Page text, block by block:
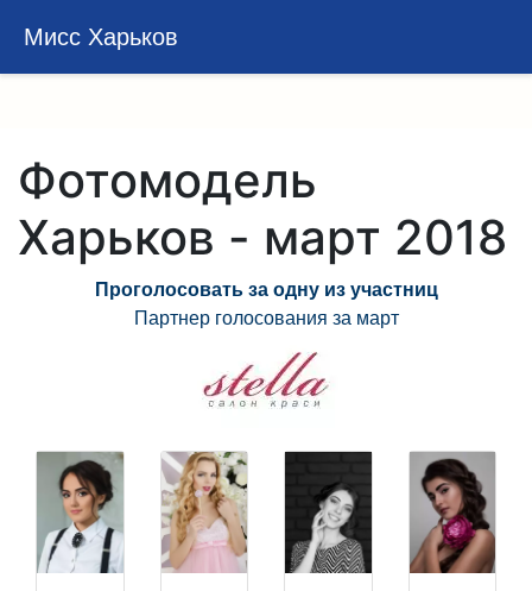
основному
Мисс Харьков
Фотомодель
Харьков - март 2018
Проголосовать за одну из участниц
Партнер голосования за март